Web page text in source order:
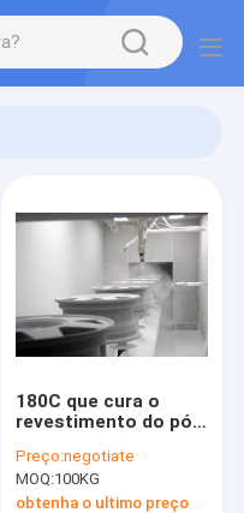
180C que cura o
revestimento do pó
alumínio com
ISO90001
Preço:negotiate
MOQ:100KG
obtenha o ultimo preço